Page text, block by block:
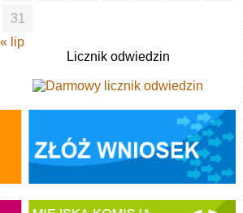
31
« lip
Licznik odwiedzin